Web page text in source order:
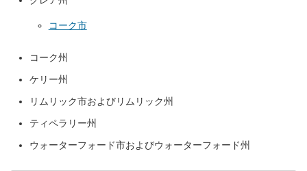
コーク市
コーク州
ケリー州
リムリック市およびリムリック州
ティペラリー州
ウォーターフォード市およびウォーターフォード州